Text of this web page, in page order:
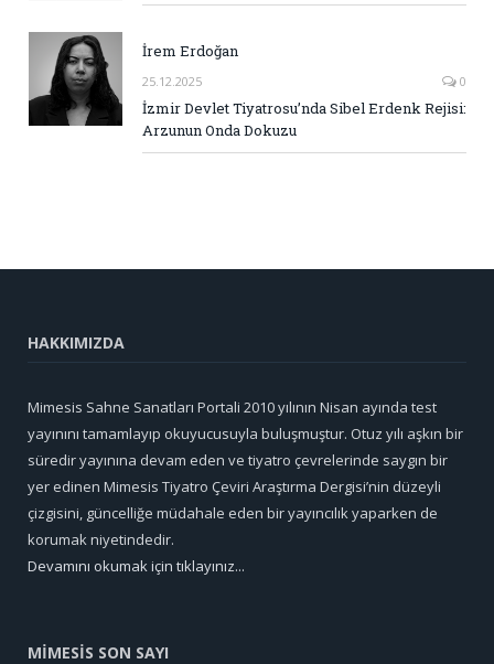
İrem Erdoğan
25.12.2025 0
İzmir Devlet Tiyatrosu’nda Sibel Erdenk Rejisi:
Arzunun Onda Dokuzu
HAKKIMIZDA
Mimesis Sahne Sanatları Portali 2010 yılının Nisan ayında test
yayınını tamamlayıp okuyucusuyla buluşmuştur. Otuz yılı aşkın bir
süredir yayınına devam eden ve tiyatro çevrelerinde saygın bir
yer edinen Mimesis Tiyatro Çeviri Araştırma Dergisi’nin düzeyli
çizgisini, güncelliğe müdahale eden bir yayıncılık yaparken de
korumak niyetindedir.
Devamını okumak için tıklayınız...
MİMESİS SON SAYI